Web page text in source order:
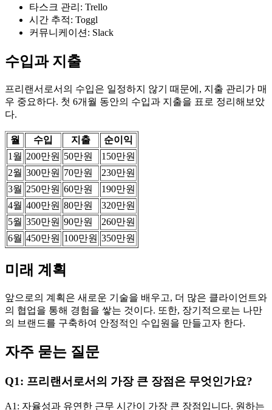
타스크 관리: Trello
시간 추적: Toggl
커뮤니케이션: Slack
수입과 지출
프리랜서로서의 수입은 일정하지 않기 때문에, 지출 관리가 매
우 중요하다. 첫 6개월 동안의 수입과 지출을 표로 정리해보았
다.
월 수입 지출
순이익
1월 200만원 50만원
150만원
2월 300만원 70만원
230만원
3월 250만원 60만원
190만원
4월 400만원 80만원
320만원
5월 350만원 90만원
260만원
6월 450만원 100만원 350만원
미래 계획
앞으로의 계획은 새로운 기술을 배우고, 더 많은 클라이언트와
의 협업을 통해 경험을 쌓는 것이다. 또한, 장기적으로는 나만
의 브랜드를 구축하여 안정적인 수입원을 만들고자 한다.
자주 묻는 질문
Q1: 프리랜서로서의 가장 큰 장점은 무엇인가요?
A1: 자율성과 유연한 근무 시간이 가장 큰 장점입니다. 원하는